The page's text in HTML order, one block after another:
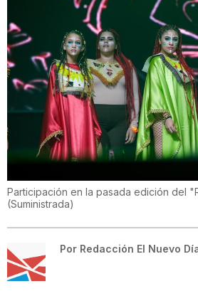
Participación en la pasada edición del
(Suministrada)
Por Redacción El Nuevo